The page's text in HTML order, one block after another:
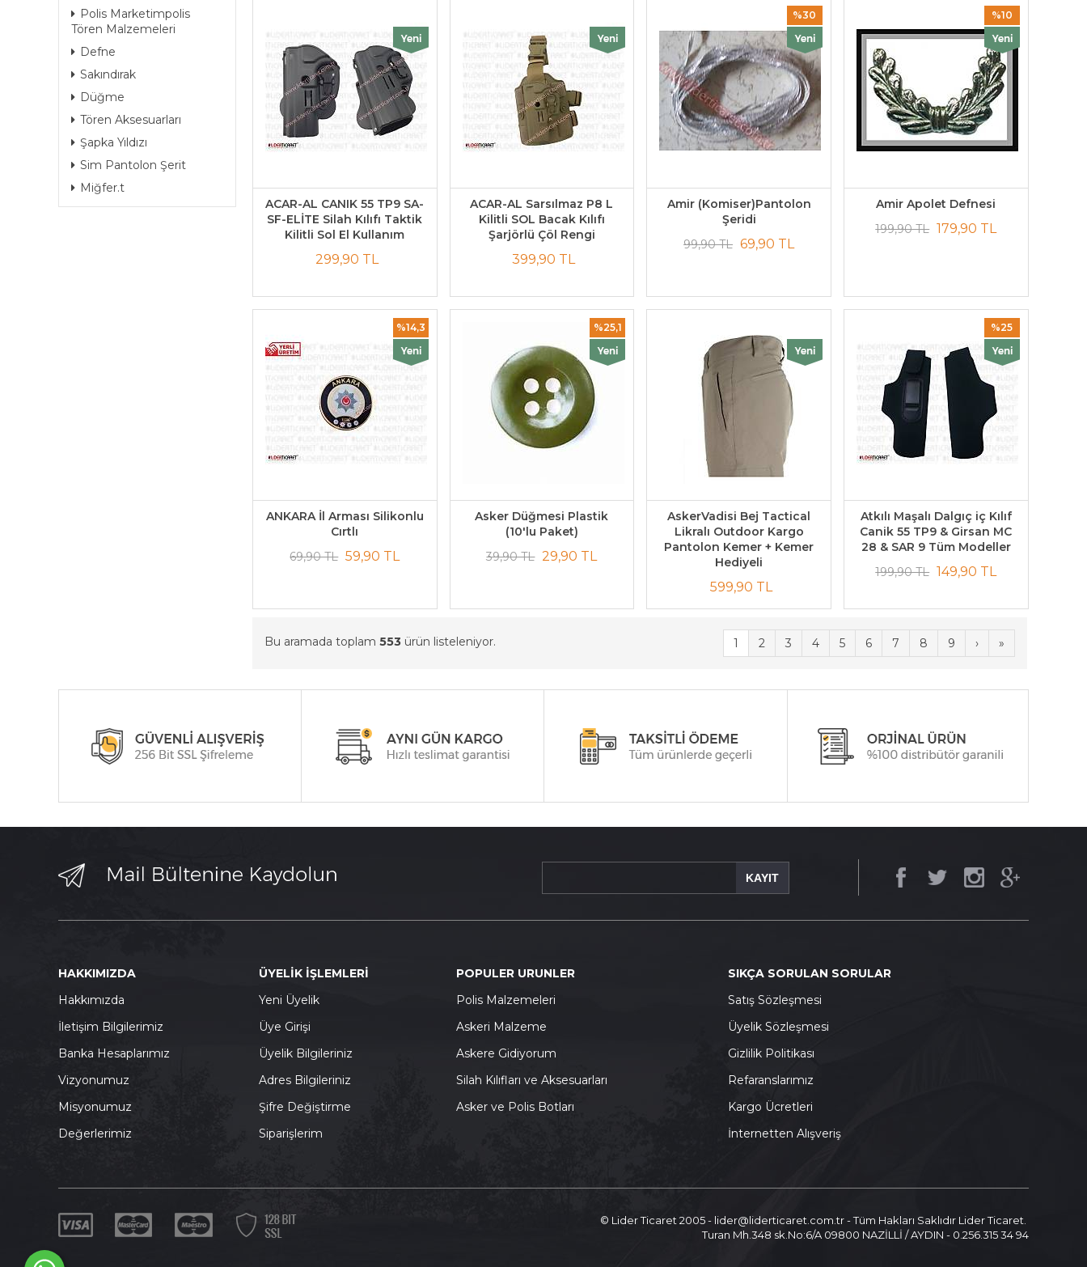
Polis Marketimpolis
Tören Malzemeleri
Defne
Sakındırak
Düğme
Tören Aksesuarları
Şapka Yıldızı
Sim Pantolon Şerit
Miğfer.t
ACAR-AL CANIK 55 TP9 SA-
SF-ELİTE Silah Kılıfı Taktik
Kilitli Sol El Kullanım
299,90 TL
ACAR-AL Sarsılmaz P8 L
Kilitli SOL Bacak Kılıfı
Şarjörlü Çöl Rengi
399,90 TL
Amir (Komiser)Pantolon
Şeridi
99,90 TL 69,90 TL
%30
Amir Apolet Defnesi
199,90 TL 179,90 TL
%10
ANKARA İl Arması Silikonlu
Cırtlı
69,90 TL 59,90 TL
%14,3
Asker Düğmesi Plastik
(10'lu Paket)
39,90 TL 29,90 TL
%25,1
AskerVadisi Bej Tactical
Likralı Outdoor Kargo
Pantolon Kemer + Kemer
Hediyeli
599,90 TL
Atkılı Maşalı Dalgıç iç Kılıf
Canik 55 TP9 & Girsan MC
28 & SAR 9 Tüm Modeller
199,90 TL 149,90 TL
%25
Bu aramada toplam 553 ürün listeleniyor. 1 2 3 4 5 6 7 8 9 › »
KAYIT
HAKKIMIZDA ÜYELİK İŞLEMLERİ POPULER URUNLER
SIKÇA SORULAN SORULAR
Hakkımızda
Yeni Üyelik Polis Malzemeleri Satış Sözleşmesi
İletişim Bilgilerimiz
Üye Girişi Askeri Malzeme Üyelik Sözleşmesi
Banka Hesaplarımız
Üyelik Bilgileriniz Askere Gidiyorum Gizlilik Politikası
Vizyonumuz
Adres Bilgileriniz Silah Kılıfları ve Aksesuarları
Refaranslarımız
Misyonumuz
Şifre Değiştirme Asker ve Polis Botları Kargo Ücretleri
Değerlerimiz
Siparişlerim İnternetten Alışveriş
© Lider Ticaret 2005 - lider@liderticaret.com.tr - Tüm Hakları Saklıdır Lider Ticaret.
Turan Mh.348 sk.No:6/A 09800 NAZİLLİ / AYDIN - 0.256.315 34 94